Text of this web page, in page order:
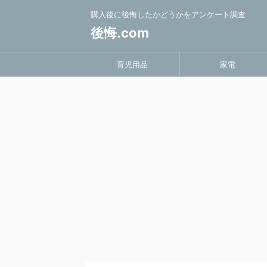
購入後に後悔したかどうかをアンケート調査
後悔.com
育児用品 家電